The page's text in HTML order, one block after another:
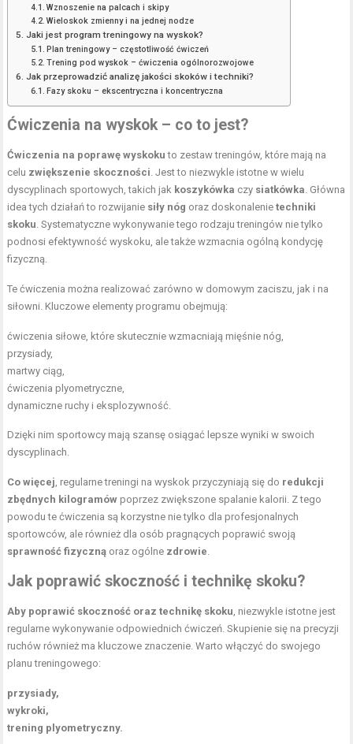
Wznoszenie na palcach i skipy
Wieloskok zmienny i na jednej nodze
Jaki jest program treningowy na wyskok?
Plan treningowy – częstotliwość ćwiczeń
Trening pod wyskok – ćwiczenia ogólnorozwojowe
Jak przeprowadzić analizę jakości skoków i techniki?
Fazy skoku – ekscentryczna i koncentryczna
Ćwiczenia na wyskok – co to jest?
Ćwiczenia na poprawę wyskoku to zestaw treningów, które mają na
celu zwiększenie skoczności. Jest to niezwykle istotne w wielu
dyscyplinach sportowych, takich jak koszykówka czy siatkówka. Główna
idea tych działań to rozwijanie siły nóg oraz doskonalenietechniki
skoku. Systematyczne wykonywanie tego rodzaju treningów nie tylko
podnosi efektywność wyskoku, ale także wzmacnia ogólną kondycję
fizyczną.
Te ćwiczenia można realizować zarówno w domowym zaciszu, jak i na
siłowni. Kluczowe elementy programu obejmują:
ćwiczenia siłowe, które skutecznie wzmacniają mięśnie nóg,
przysiady,
martwy ciąg,
ćwiczenia plyometryczne,
dynamiczne ruchy i eksplozywność.
Dzięki nim sportowcy mają szansę osiągać lepsze wyniki w swoich
dyscyplinach.
Co więcej, regularne treningi na wyskok przyczyniają się do redukcji
zbędnych kilogramów poprzez zwiększone spalanie kalorii. Z tego
powodu te ćwiczenia są korzystne nie tylko dla profesjonalnych
sportowców, ale również dla osób pragnących poprawić swoją
sprawność fizyczną oraz ogólne zdrowie.
Jak poprawić skoczność i technikę skoku?
Aby poprawić skoczność oraz technikę skoku, niezwykle istotne jest
regularne wykonywanie odpowiednich ćwiczeń. Skupienie się na precyzji
ruchów również ma kluczowe znaczenie. Warto włączyć do swojego
planu treningowego:
przysiady,
wykroki,
trening plyometryczny.